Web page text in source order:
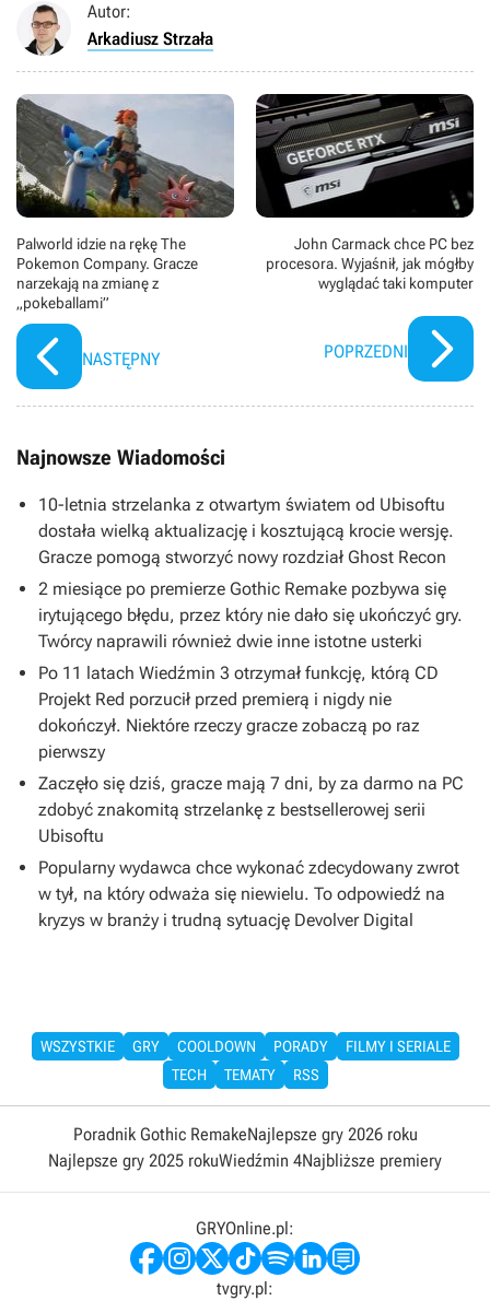
Autor:
Arkadiusz Strzała
Palworld idzie na rękę The
Pokemon Company. Gracze
narzekają na zmianę z
„pokeballami”
NASTĘPNY
John Carmack chce PC bez
procesora. Wyjaśnił, jak mógłby
wyglądać taki komputer
POPRZEDNI
Najnowsze Wiadomości
10-letnia strzelanka z otwartym światem od Ubisoftu
dostała wielką aktualizację i kosztującą krocie wersję.
Gracze pomogą stworzyć nowy rozdział Ghost Recon
2 miesiące po premierze Gothic Remake pozbywa się
irytującego błędu, przez który nie dało się ukończyć gry.
Twórcy naprawili również dwie inne istotne usterki
Po 11 latach Wiedźmin 3 otrzymał funkcję, którą CD
Projekt Red porzucił przed premierą i nigdy nie
dokończył. Niektóre rzeczy gracze zobaczą po raz
pierwszy
Zaczęło się dziś, gracze mają 7 dni, by za darmo na PC
zdobyć znakomitą strzelankę z bestsellerowej serii
Ubisoftu
Popularny wydawca chce wykonać zdecydowany zwrot
w tył, na który odważa się niewielu. To odpowiedź na
kryzys w branży i trudną sytuację Devolver Digital
WSZYSTKIE GRY COOLDOWN PORADY
FILMY I SERIALE
TECH
TEMATY RSS
Poradnik Gothic RemakeNajlepsze gry 2026 roku
Najlepsze gry 2025 rokuWiedźmin 4Najbliższe premiery
GRYOnline.pl:
tvgry.pl: